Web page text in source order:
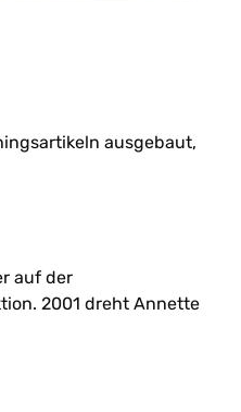
ausgebaut,
auf der
2001 dreht Annette